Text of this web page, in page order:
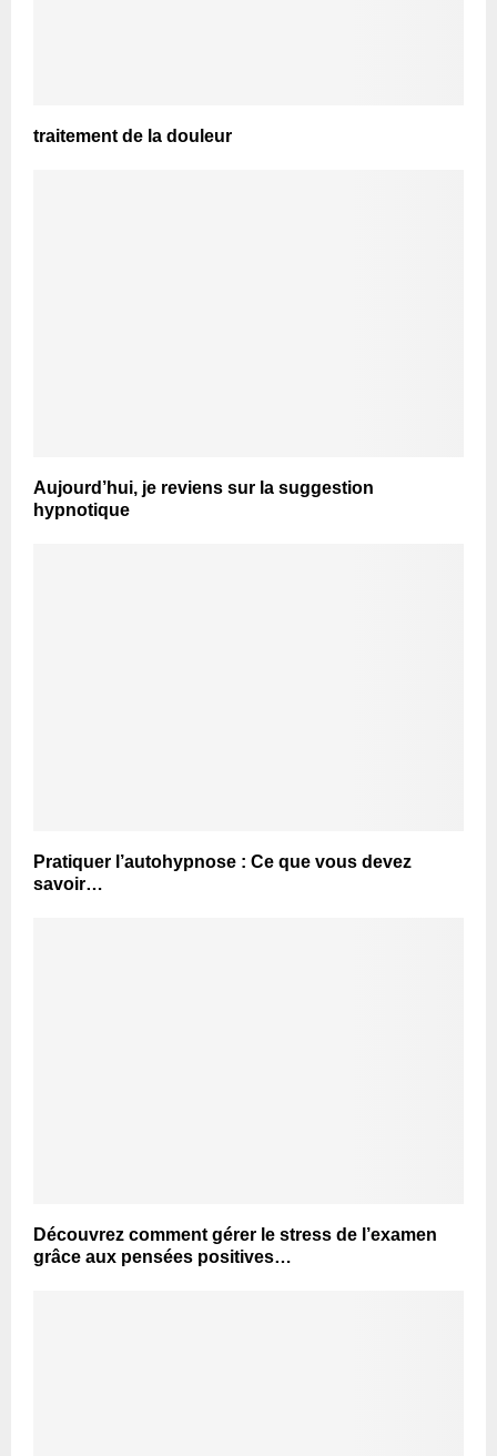
traitement de la douleur
Aujourd’hui, je reviens sur la suggestion
hypnotique
Pratiquer l’autohypnose : Ce que vous devez
savoir…
Découvrez comment gérer le stress de l’examen
grâce aux pensées positives…